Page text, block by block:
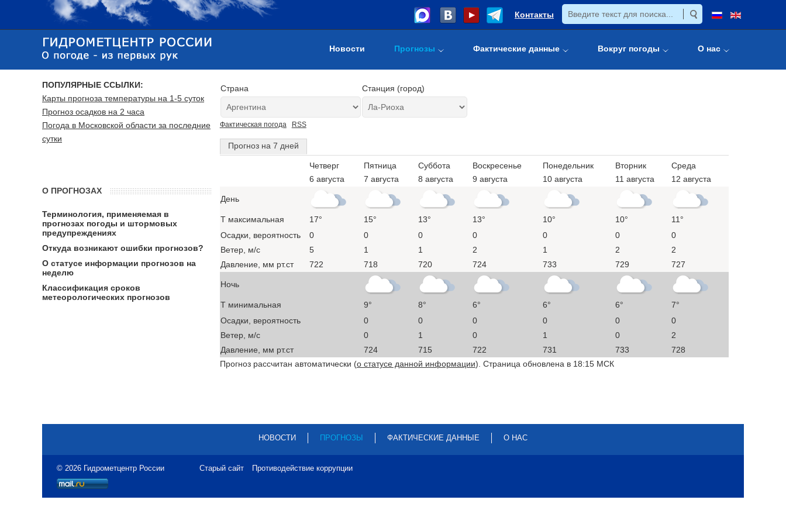
Контакты
Новости Прогнозы Фактические данные Вокруг погоды О нас
Страна Станция (город)
Фактическая погода RSS
Прогноз на 7 дней
Четверг
6 августа
Пятница
7 августа
Суббота
8 августа
Воскресенье
9 августа
Понедельник
10 августа
Вторник
11 августа
Среда
12 августа
День
T максимальная 17° 15° 13° 13° 10° 10°
11°
Осадки, вероятность
0 0 0 0 0 0
0
Ветер, м/с
5 1 1 2 1 2
2
Давление, мм рт.ст
722 718 720 724 733 729 727
Ночь
T минимальная 9° 8° 6° 6° 6°
7°
Осадки, вероятность
0 0 0 0 0
0
Ветер, м/с
0 1 0 1 0
2
Давление, мм рт.ст
724 715 722 731 733
728
Прогноз рассчитан автоматически (о статусе данной информации). Страница обновлена в 18:15 МСК
ПОПУЛЯРНЫЕ ССЫЛКИ:
Карты прогноза температуры на 1-5 суток
Прогноз осадков на 2 часа
Погода в Московской области за последние
сутки
О ПРОГНОЗАХ
Терминология, применяемая в
прогнозах погоды и штормовых
предупреждениях
Откуда возникают ошибки прогнозов?
О статусе информации прогнозов на
неделю
Классификация сроков
метеорологических прогнозов
НОВОСТИ ПРОГНОЗЫ ФАКТИЧЕСКИЕ ДАННЫЕ О НАС
© 2026 Гидрометцентр России Старый сайт Противодействие коррупции